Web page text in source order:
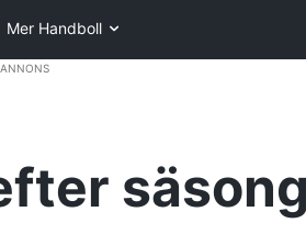
Mer Handboll
ANNONS